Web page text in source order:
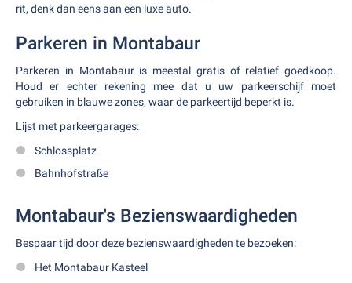
rit, denk dan eens aan een luxe auto.
Parkeren in Montabaur
Parkeren in Montabaur is meestal gratis of relatief goedkoop.
Houd er echter rekening mee dat u uw parkeerschijf moet
gebruiken in blauwe zones, waar de parkeertijd beperkt is.
Lijst met parkeergarages:
Schlossplatz
Bahnhofstraße
Montabaur's Bezienswaardigheden
Bespaar tijd door deze bezienswaardigheden te bezoeken:
Het Montabaur Kasteel